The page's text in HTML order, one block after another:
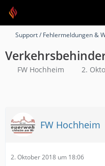
Support / Fehlermeldungen &
FW Hochheim 2.
FW Hochheim
2. Oktober 2018 um 18:06